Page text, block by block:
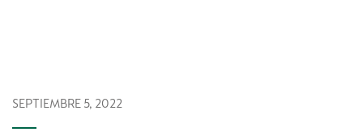
SEPTIEMBRE 5, 2022